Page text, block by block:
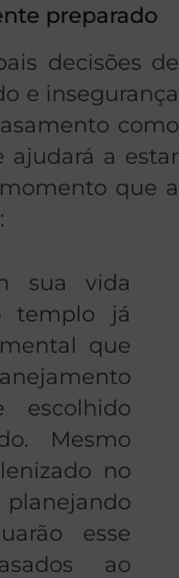
preparado
decisões de
e insegurança
como
ajudará a estar
que a
sua vida
templo já
que
Mesmo
no
esse
ao